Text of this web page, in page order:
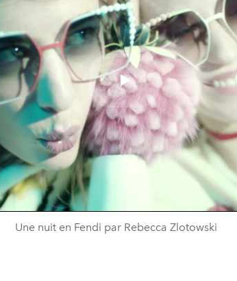
Play
Video
Une nuit en Fendi par Rebecca Zlotowski